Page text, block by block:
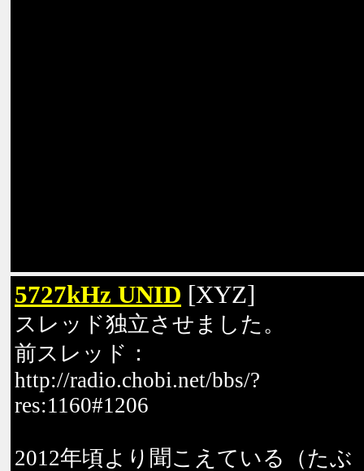
5727kHz UNID [XYZ]
スレッド独立させました。
前スレッド：
http://radio.chobi.net/bbs/?
res:1160#1206
2012年頃より聞こえている（たぶ